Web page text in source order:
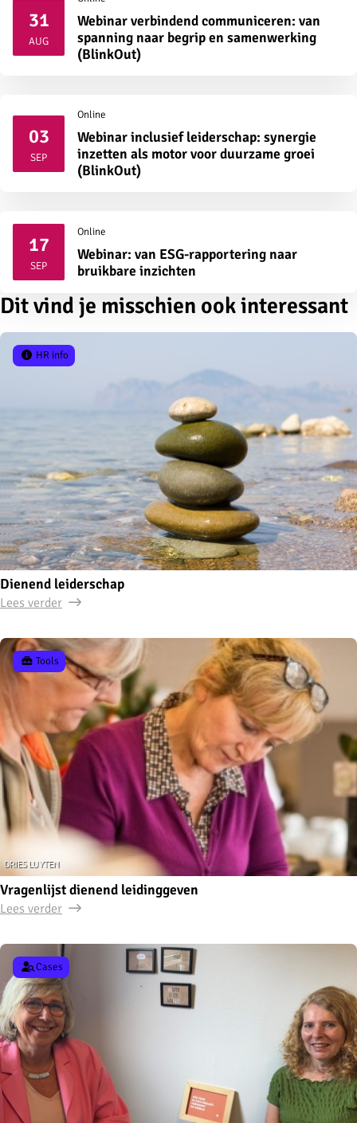
31
AUG2026
Webinar verbindend communiceren: van
spanning naar begrip en samenwerking
(BlinkOut)
03
SEP2026
Online
Webinar inclusief leiderschap: synergie
inzetten als motor voor duurzame groei
(BlinkOut)
17
SEP2026
Online
Webinar: van ESG-rapportering naar
bruikbare inzichten
Dit vind je misschien ook interessant
Dienend leiderschap
HR info
Lees verder
Vragenlijst dienend leidinggeven
Tools
Lees verder
Cases